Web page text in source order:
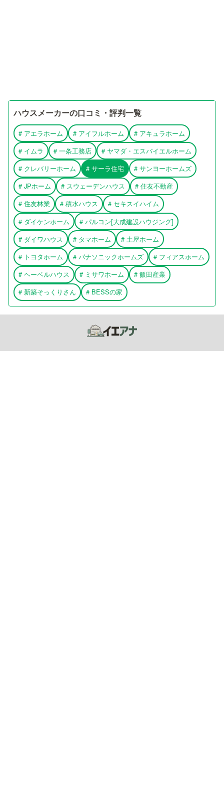
ハウスメーカーの口コミ・評判一覧
# アエラホーム # アイフルホーム # アキュラホーム
# イムラ # 一条工務店 # ヤマダ・エスバイエルホーム
# クレバリーホーム # サーラ住宅 # サンヨーホームズ
# JPホーム # スウェーデンハウス # 住友不動産
# 住友林業 # 積水ハウス # セキスイハイム
# ダイケンホーム # パルコン[大成建設ハウジング]
# ダイワハウス # タマホーム # 土屋ホーム
# トヨタホーム # パナソニックホームズ # フィアスホーム
# ヘーベルハウス # ミサワホーム # 飯田産業
# 新築そっくりさん # BESSの家